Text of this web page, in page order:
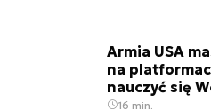
Armia USA
na
nauczyć się
16 min.